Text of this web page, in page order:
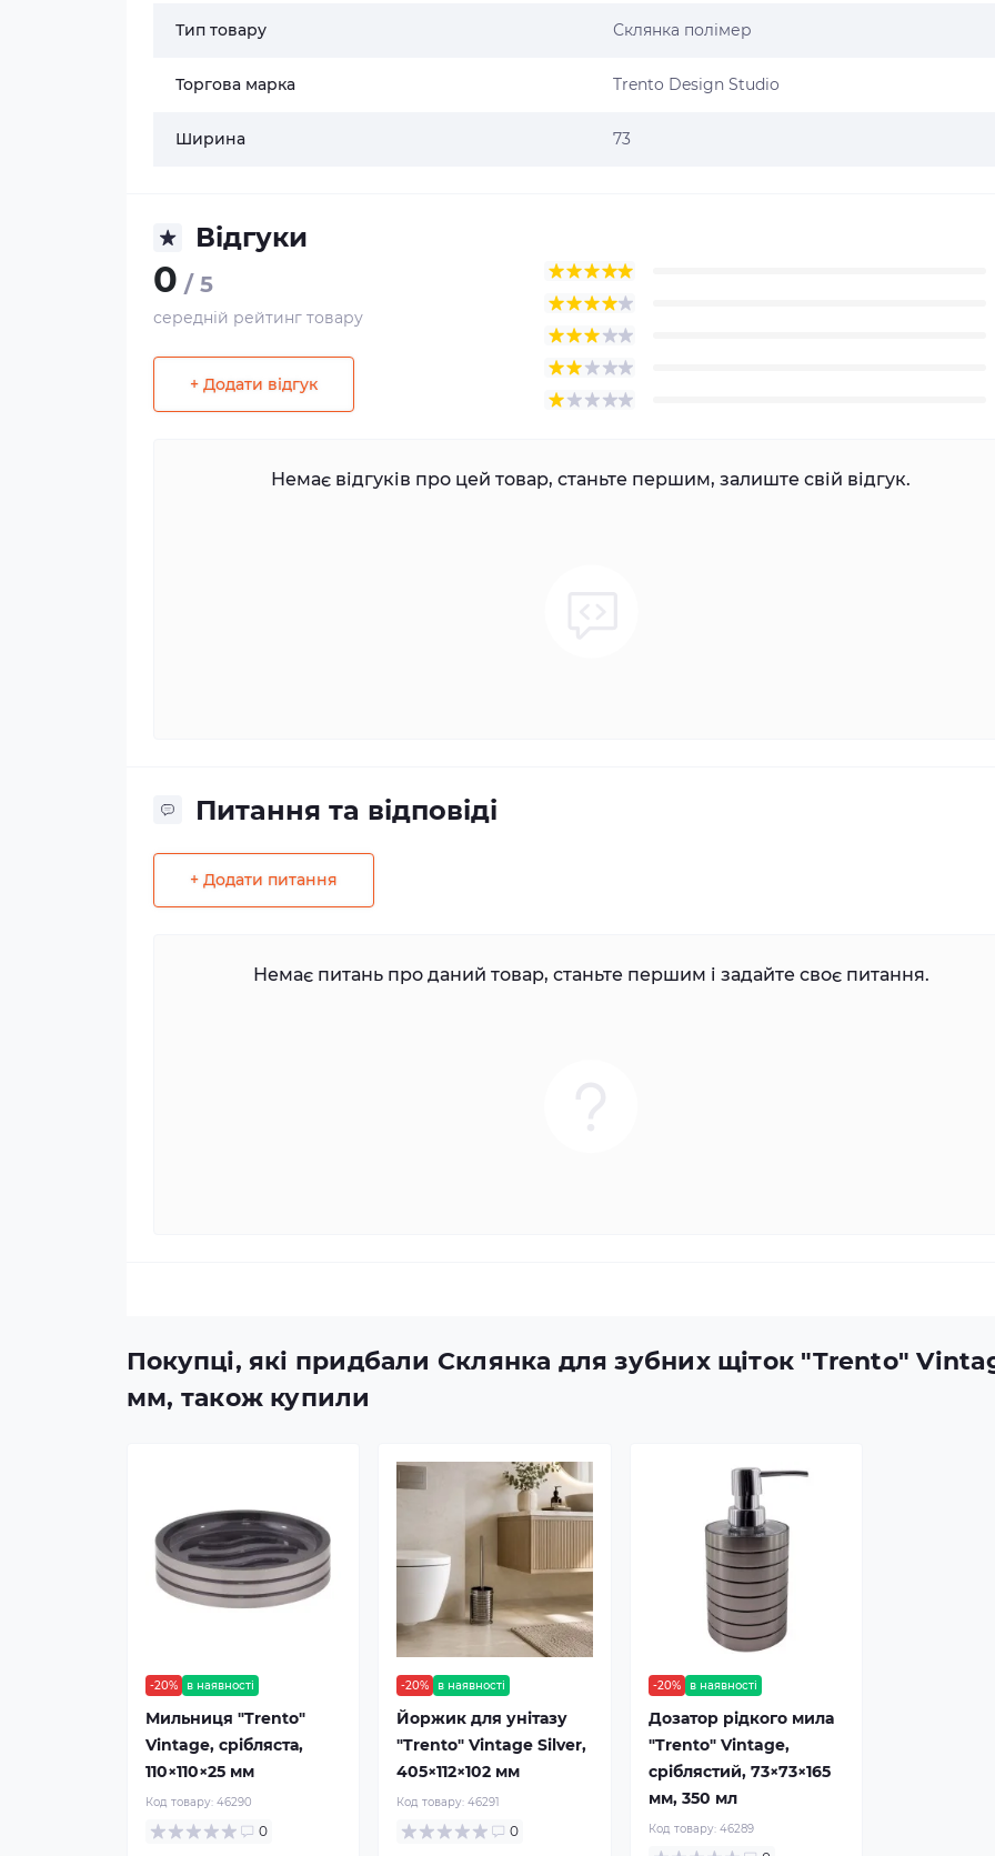
Тип товару Склянка полімер
Торгова марка Trento Design Studio
Ширина 73
Відгуки
0 / 5
середній рейтинг товару
+ Додати відгук
Немає відгуків про цей товар, станьте першим, залиште свій відгук.
Питання та відповіді
+ Додати питання
Немає питань про даний товар, станьте першим і задайте своє питання.
Покупці, які придбали Склянка для зубних щіток "Trento"
мм, також купили
-20% в наявності
Мильниця "Trento"
Vintage, срібляста,
110×110×25 мм
Код товару: 46290
0
-20% в наявності
Йоржик для унітазу
"Trento" Vintage Silver,
405×112×102 мм
Код товару:46291
0
-20% в наявності
Дозатор рідкого мила
"Trento" Vintage,
сріблястий, 73×73×165
мм, 350 мл
Код товару: 46289